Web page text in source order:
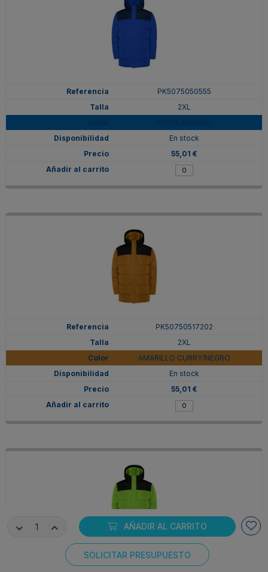
AÑADIR AL CARRITO
SOLICITAR PRESUPUESTO
PK5075050555
2XL
En stock
55,01 €
PK50750517202
2XL
AMARILLO CURRY/NEGRO
En stock
55,01 €
PK50750522502
Consentimiento de cookies